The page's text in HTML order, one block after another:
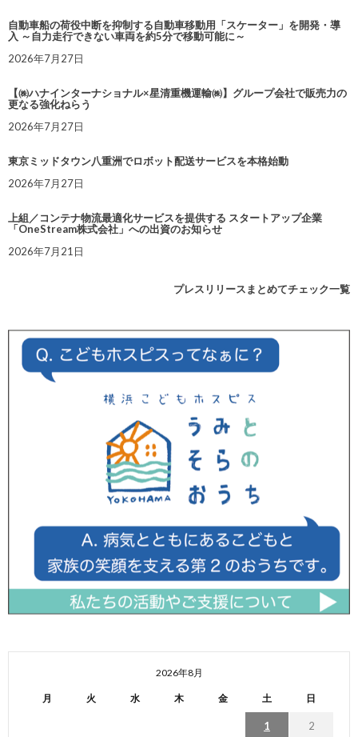
自動車船の荷役中断を抑制する自動車移動用「スケーター」を開発・導
入 ～自力走行できない車両を約5分で移動可能に～
2026年7月27日
【㈱ハナインターナショナル×星清重機運輸㈱】グループ会社で販売力の
更なる強化ねらう
2026年7月27日
東京ミッドタウン八重洲でロボット配送サービスを本格始動
2026年7月27日
上組／コンテナ物流最適化サービスを提供する スタートアップ企業
「OneStream株式会社」への出資のお知らせ
2026年7月21日
プレスリリースまとめてチェック一覧
2026年8月
月 火 水 木 金 土 日
1 2